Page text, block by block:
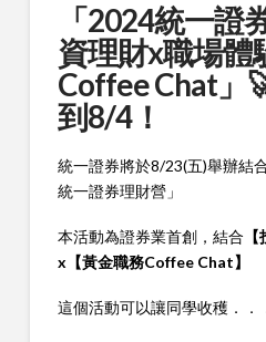
「2024統一證
資理財x職場體
Coffee Chat」
到8/4！
統一證券將於8/23(五)舉辦結
統一證券理財營」
本活動為證券業首創，結合
x【黃金職務Coffee Chat】
這個活動可以讓同學收穫．．